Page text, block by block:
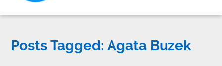
Posts Tagged: Agata Buzek